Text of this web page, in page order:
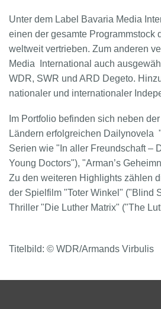
Unter dem Label Bavaria Media
einen der gesamte Programmstock
weltweit vertrieben. Zum anderen
Media International auch
WDR, SWR und ARD Degeto.
nationaler und internationaler
Im Portfolio befinden sich neben
Ländern erfolgreichen Dailynovela
Serien wie "In aller Freundschaft –
Young Doctors"), "Arman’s
Zu den weiteren Highlights zählen
der Spielfilm "Toter Winkel" ("Blind
Thriller "Die Luther Matrix" ("The
Titelbild: © WDR/Armands Virbulis